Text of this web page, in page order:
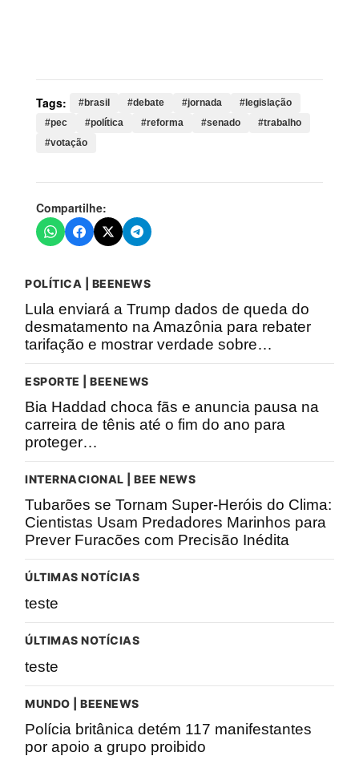
Tags: #brasil #debate #jornada
#legislação
#pec
#política #reforma #senado
#trabalho
#votação
Compartilhe:
POLÍTICA | BEENEWS
Lula enviará a Trump dados de queda do
desmatamento na Amazônia para rebater
tarifação e mostrar verdade sobre…
ESPORTE | BEENEWS
Bia Haddad choca fãs e anuncia pausa na
carreira de tênis até o fim do ano para
proteger…
INTERNACIONAL | BEE NEWS
Tubarões se Tornam Super-Heróis do Clima:
Cientistas Usam Predadores Marinhos para
Prever Furacões com Precisão Inédita
ÚLTIMAS NOTÍCIAS
teste
ÚLTIMAS NOTÍCIAS
teste
MUNDO | BEENEWS
Polícia britânica detém 117 manifestantes
por apoio a grupo proibido